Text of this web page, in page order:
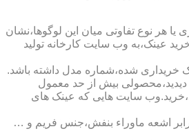
هر نوع تفاوتی میان این لوگوها،نشان
عینک،به وب سایت کارخانه تولید
خریداری شده،شماره مدل داشته باشد.
دیدید،محصولی بیش از حد معمول
سایت هایی که عینک های
اشعه ماوراء بنفش،جنس فریم و …